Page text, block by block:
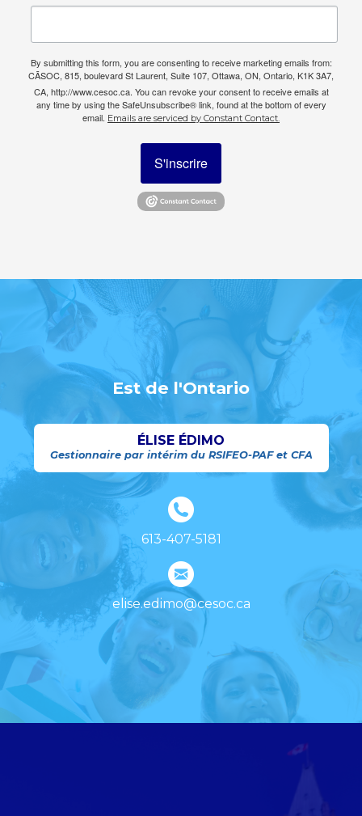
By submitting this form, you are consenting to receive marketing emails from:
CÃSOC, 815, boulevard St Laurent, Suite 107, Ottawa, ON, Ontario, K1K 3A7,
CA, http://www.cesoc.ca. You can revoke your consent to receive emails at
any time by using the SafeUnsubscribe® link, found at the bottom of every
email. Emails are serviced by Constant Contact.
S'inscrire
Est de l'Ontario
ÉLISE ÉDIMO
Gestionnaire par intérim du RSIFEO-PAF et CFA
613-407-5181
elise.edimo@cesoc.ca